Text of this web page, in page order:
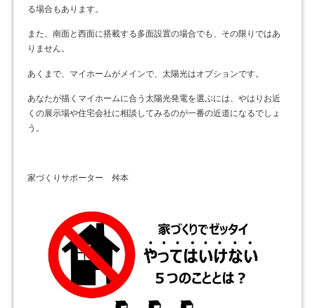
る場合もあります。
また、南面と西面に搭載する多面設置の場合でも、その限りではあ
りません。
あくまで、マイホームがメインで、太陽光はオプションです。
あなたが描くマイホームに合う太陽光発電を選ぶには、やはりお近
くの展示場や住宅会社に相談してみるのが一番の近道になるでしょ
う。
家づくりサポーター 舛本